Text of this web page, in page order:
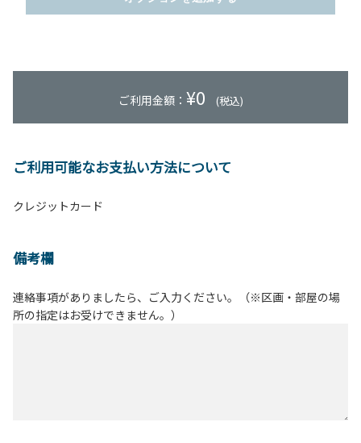
ご利用金額： ¥0 (税込)
ご利用可能なお支払い方法について
クレジットカード
備考欄
連絡事項がありましたら、ご入力ください。（※区画・部屋の場
所の指定はお受けできません。）